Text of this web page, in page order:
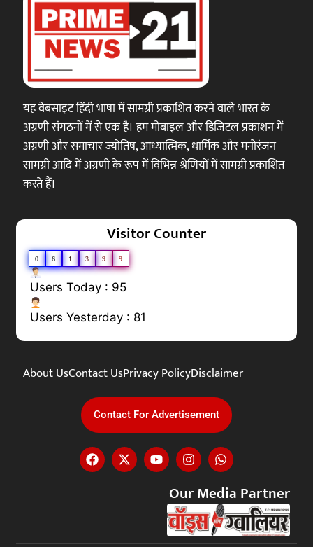
यह वेबसाइट हिंदी भाषा में सामग्री प्रकाशित करने वाले भारत के
अग्रणी संगठनों में से एक है। हम मोबाइल और डिजिटल प्रकाशन में
अग्रणी और समाचार ज्योतिष, आध्यात्मिक, धार्मिक और मनोरंजन
सामग्री आदि में अग्रणी के रूप में विभिन्न श्रेणियों में सामग्री प्रकाशित
करते हैं।
Visitor Counter
0 6 1 3 9 9
Users Today : 95
Users Yesterday : 81
About UsContact UsPrivacy PolicyDisclaimer
Contact For Advertisement
Our Media Partner